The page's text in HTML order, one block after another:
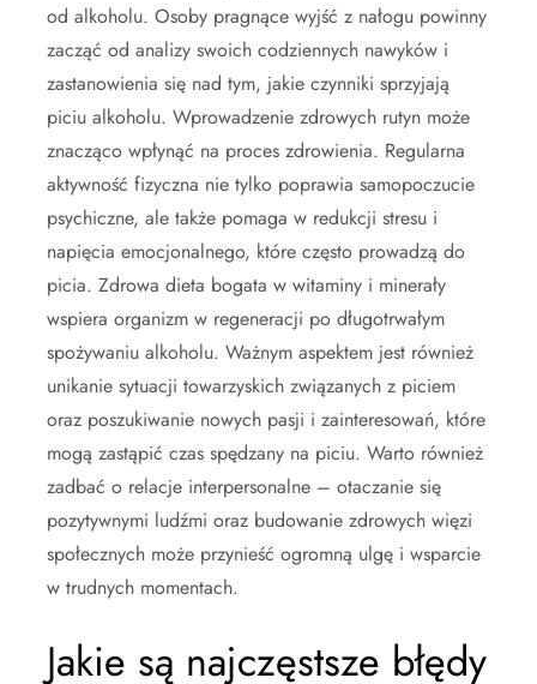
od alkoholu. Osoby pragnące wyjść z nałogu powinny
zacząć od analizy swoich codziennych nawyków i
zastanowienia się nad tym, jakie czynniki sprzyjają
piciu alkoholu. Wprowadzenie zdrowych rutyn może
znacząco wpłynąć na proces zdrowienia. Regularna
aktywność fizyczna nie tylko poprawia samopoczucie
psychiczne, ale także pomaga w redukcji stresu i
napięcia emocjonalnego, które często prowadzą do
picia. Zdrowa dieta bogata w witaminy i minerały
wspiera organizm w regeneracji po długotrwałym
spożywaniu alkoholu. Ważnym aspektem jest również
unikanie sytuacji towarzyskich związanych z piciem
oraz poszukiwanie nowych pasji i zainteresowań, które
mogą zastąpić czas spędzany na piciu. Warto również
zadbać o relacje interpersonalne – otaczanie się
pozytywnymi ludźmi oraz budowanie zdrowych więzi
społecznych może przynieść ogromną ulgę i wsparcie
w trudnych momentach.
Jakie są najczęstsze błędy